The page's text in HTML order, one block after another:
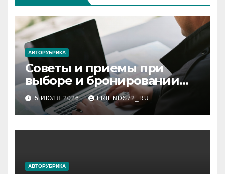
АВТОРУБРИКА
Советы и приемы при
выборе и бронировании
авиабилетов
5 ИЮЛЯ 2026 FRIENDS72_RU
АВТОРУБРИКА